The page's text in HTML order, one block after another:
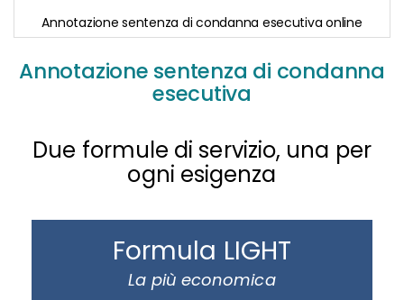
Annotazione sentenza di condanna esecutiva online
to
the
images
gallery
Annotazione sentenza di condanna
esecutiva
Due formule di servizio, una per
ogni esigenza
Formula LIGHT
La più economica